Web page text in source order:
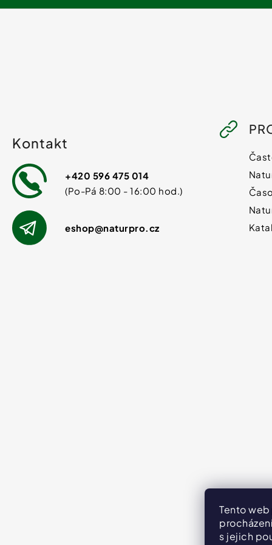
Tento
s jejich
Kontakt
eshop@naturpro.cz
+420 596 475 014